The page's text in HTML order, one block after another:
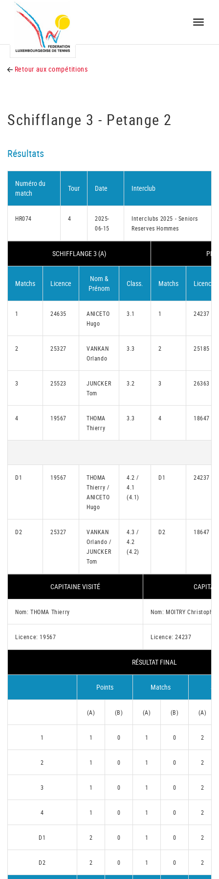
Toggle
Retour aux compétitions
Schifflange 3 - Petange 2
Résultats
Numéro du
match
Tour Date Interclub
HR074 4
2025-
06-15
Interclubs 2025 - Seniors
Reserves Hommes
SCHIFFLANGE 3 (A)
Matchs Licence
Nom &
Prénom
Class. Matchs Licence
1 24635
ANICETO
Hugo
3.1 1 24237
2 25327
VANKAN
Orlando
3.3 2 25185
3 25523
JUNCKER
Tom
3.2 3 26363
4 19567
THOMA
Thierry
3.3 4 18647
D1 19567
THOMA
Thierry /
ANICETO
Hugo
4.2 /
4.1
(4.1)
D1 24237
D2 25327
VANKAN
Orlando /
JUNCKER
Tom
4.3 /
4.2
(4.2)
D2 18647
CAPITAINE VISITÉ
Nom: THOMA Thierry Nom: MOITRY Christophe
Licence: 19567 Licence: 24237
RÉSULTAT FINAL
Points Matchs
(A) (B) (A) (B) (A)
1 1 0 1 0 2
2 1 0 1 0 2
3 1 0 1 0 2
4 1 0 1 0 2
D1 2 0 1 0 2
D2 2 0 1 0 2